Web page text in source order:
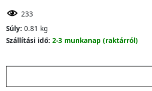
233
Súly: 0.81 kg
Szállítási idő: 2-3 munkanap (raktárról)